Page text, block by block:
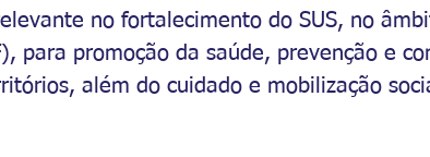
no fortalecimento do SUS, no
para promoção da saúde, prevenção e
além do cuidado e mobilização